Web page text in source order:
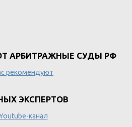
АРБИТРАЖНЫЕ СУДЫ РФ
ЭКСПЕРТОВ